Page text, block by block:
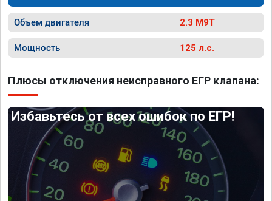
Объем двигателя 2.3 M9T
Мощность 125 л.с.
Плюсы отключения неисправного ЕГР клапана:
Избавьтесь от всех ошибок по ЕГР!